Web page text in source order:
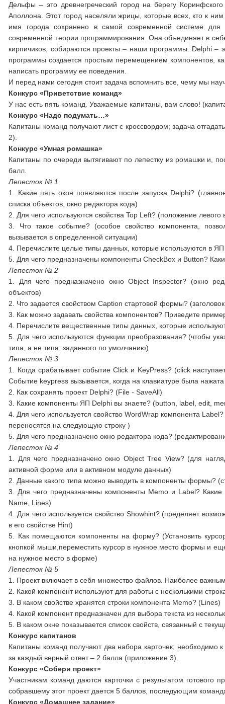
Дельфы – это древнегреческий город на берегу
Аполлона. Этот город населяли жрицы, которые всех, кто к
имя города сохранено в самой современной системе
современной теории программирования. Она объединяет в
кирпичиков, собираются проекты – наши программы. Delphi –
программы создается простым перемещением компонентов,
написать программу ее поведения.
И перед нами сегодня стоит задача вспомнить все, чему мы
Конкурс «Приветствие команд»
У нас есть пять команд. Уважаемые капитаны, вам слово!
Конкурс «Надо подумать…»
Капитаны команд получают лист с кроссвордом; задача
2).
Конкурс «Умная ромашка»
Капитаны по очереди вытягивают по лепестку из ромашки и,
балл.
Лепесток № 1
1. Какие пять окон появляются после запуска Delphi?
списка объектов, окно редактора кода)
2. Для чего используются свойства Top Left? (положение
3. Что такое событие? (особое свойство компонента,
вызывается в определенной ситуации)
4. Перечислите целые типы данных, которые используются в
5. Для чего предназначены компоненты CheckBox и Button?
Лепесток № 2
1. Для чего предназначено окно Object Inspector? (окно
объектов)
2. Что задается свойством Caption стартовой формы?
3. Как можно задавать свойства компонентов? Приведите
4. Перечислите вещественные типы данных, которые
5. Для чего используются функции преобразования? (чтобы
типа, а не типа, заданного по умолчанию)
Лепесток № 3
1. Когда срабатывает событие Click и KeyPress? (click
Событие keypress вызывается, когда на клавиатуре была
2. Как сохранять проект Delphi? (File - SaveAll)
3. Какие компоненты ЯП Delphi вы знаете? (button, label, edit,
4. Для чего используется свойство WordWrap компонента
переносятся на следующую строку )
5. Для чего предназначено окно редактора кода?
Лепесток № 4
1. Для чего предназначено окно Object Tree View? (для
активной форме или в активном модуле данных)
2. Данные какого типа можно выводить в компоненты формы?
3. Для чего предназначены компоненты Memo и Label?
Name, Lines)
4. Для чего используется свойство Showhint? (пределяет
в его свойстве Hint)
5. Как помещаются компоненты на форму? (Установить
кнопкой мыши,переместить курсор в нужное место формы и
на нужное место в форме)
Лепесток № 5
1. Проект включает в себя множество файлов. Наиболее
2. Какой компонент используют для работы с несколькими
3. В каком свойстве хранятся строки компонента Memo? (Lines)
4. Какой компонент предназначен для выбора текста из
5. В каком окне показывается список свойств, связанный с
Конкурс капитанов
Капитаны команд получают два набора карточек; необходимо
за каждый верный ответ – 2 балла (приложение 3).
Конкурс «Собери проект»
Участникам команд даются карточки с результатом готового
собравшему этот проект дается 5 баллов, последующим
Конкурс «Домашнее задание»